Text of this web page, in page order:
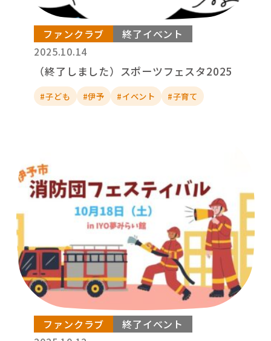
ファンクラブ 終了イベント
2025.10.14
（終了しました）スポーツフェスタ2025
#子ども #伊予 #イベント #子育て
ファンクラブ 終了イベント